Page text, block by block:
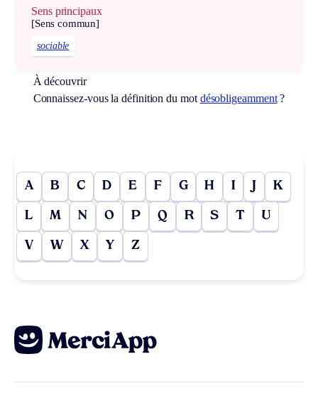
Sens principaux
[Sens commun]
sociable
À découvrir
Connaissez-vous la définition du mot désobligeamment?
A B C D E F G H I J K
L M N O P Q R S T U
V W X Y Z